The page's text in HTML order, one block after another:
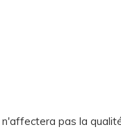
pas la